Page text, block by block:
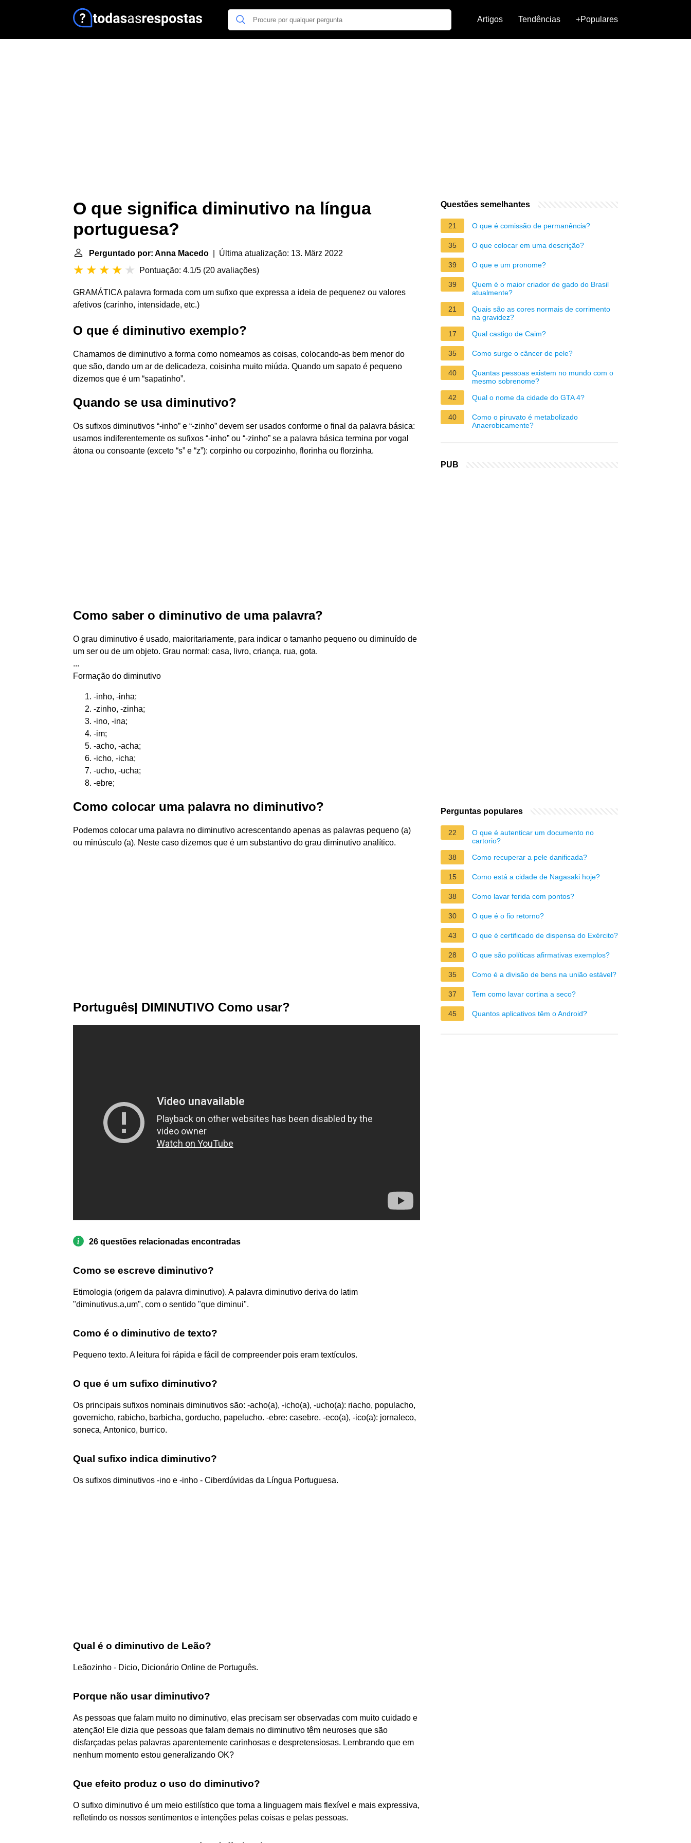
Artigos Tendências +Populares
O que significa diminutivo na língua
portuguesa?
Perguntado por: Anna Macedo | Última atualização: 13. März 2022
Pontuação: 4.1/5 (20 avaliações)
GRAMÁTICA palavra formada com um sufixo que expressa a ideia de pequenez ou valores
afetivos (carinho, intensidade, etc.)
O que é diminutivo exemplo?
Chamamos de diminutivo a forma como nomeamos as coisas, colocando-as bem menor do
que são, dando um ar de delicadeza, coisinha muito miúda. Quando um sapato é pequeno
dizemos que é um “sapatinho”.
Quando se usa diminutivo?
Os sufixos diminutivos “-inho” e “-zinho” devem ser usados conforme o final da palavra básica:
usamos indiferentemente os sufixos “-inho” ou “-zinho” se a palavra básica termina por vogal
átona ou consoante (exceto “s” e “z”): corpinho ou corpozinho, florinha ou florzinha.
Como saber o diminutivo de uma palavra?
O grau diminutivo é usado, maioritariamente, para indicar o tamanho pequeno ou diminuído de
um ser ou de um objeto. Grau normal: casa, livro, criança, rua, gota.
...
Formação do diminutivo
-inho, -inha;
-zinho, -zinha;
-ino, -ina;
-im;
-acho, -acha;
-icho, -icha;
-ucho, -ucha;
-ebre;
Como colocar uma palavra no diminutivo?
Podemos colocar uma palavra no diminutivo acrescentando apenas as palavras pequeno (a)
ou minúsculo (a). Neste caso dizemos que é um substantivo do grau diminutivo analítico.
Português| DIMINUTIVO Como usar?
26 questões relacionadas encontradas
Como se escreve diminutivo?
Etimologia (origem da palavra diminutivo). A palavra diminutivo deriva do latim
"diminutivus,a,um", com o sentido "que diminui".
Como é o diminutivo de texto?
Pequeno texto. A leitura foi rápida e fácil de compreender pois eram textículos.
O que é um sufixo diminutivo?
Os principais sufixos nominais diminutivos são: -acho(a), -icho(a), -ucho(a): riacho, populacho,
governicho, rabicho, barbicha, gorducho, papelucho. -ebre: casebre. -eco(a), -ico(a): jornaleco,
soneca, Antonico, burrico.
Qual sufixo indica diminutivo?
Os sufixos diminutivos -ino e -inho - Ciberdúvidas da Língua Portuguesa.
Qual é o diminutivo de Leão?
Leãozinho - Dicio, Dicionário Online de Português.
Porque não usar diminutivo?
As pessoas que falam muito no diminutivo, elas precisam ser observadas com muito cuidado e
atenção! Ele dizia que pessoas que falam demais no diminutivo têm neuroses que são
disfarçadas pelas palavras aparentemente carinhosas e despretensiosas. Lembrando que em
nenhum momento estou generalizando OK?
Que efeito produz o uso do diminutivo?
O sufixo diminutivo é um meio estilístico que torna a linguagem mais flexível e mais expressiva,
refletindo os nossos sentimentos e intenções pelas coisas e pelas pessoas.
Questões semelhantes
21 O que é comissão de permanência?
35 O que colocar em uma descrição?
39 O que e um pronome?
39
Quem é o maior criador de gado do Brasil
atualmente?
21
Quais são as cores normais de corrimento
na gravidez?
17
Qual castigo de Caim?
35 Como surge o câncer de pele?
40
Quantas pessoas existem no mundo com o
mesmo sobrenome?
42
Qual o nome da cidade do GTA 4?
40
Como o piruvato é metabolizado
Anaerobicamente?
PUB
Perguntas populares
22
O que é autenticar um documento no
cartorio?
38
Como recuperar a pele danificada?
15 Como está a cidade de Nagasaki hoje?
38 Como lavar ferida com pontos?
30 O que é o fio retorno?
43 O que é certificado de dispensa do Exército?
28 O que são políticas afirmativas exemplos?
35 Como é a divisão de bens na união estável?
37 Tem como lavar cortina a seco?
45 Quantos aplicativos têm o Android?